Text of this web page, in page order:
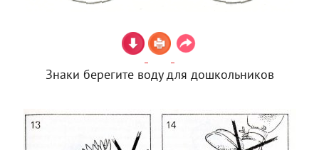
Знаки берегите воду для дошкольников